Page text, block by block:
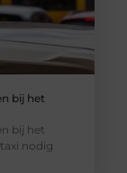
bij het
bij het
nodig